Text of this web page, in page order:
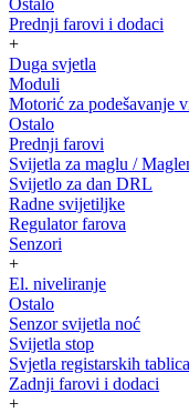
Ostalo
Prednji farovi i dodaci
+
Duga svjetla
Moduli
Motorić za podešavanje
Ostalo
Prednji farovi
Svijetla za maglu /
Svijetlo za dan DRL
Radne svijetiljke
Regulator farova
Senzori
+
El. niveliranje
Ostalo
Senzor svijetla noć
Svijetla stop
Svjetla registarskih tablica
Zadnji farovi i dodaci
+